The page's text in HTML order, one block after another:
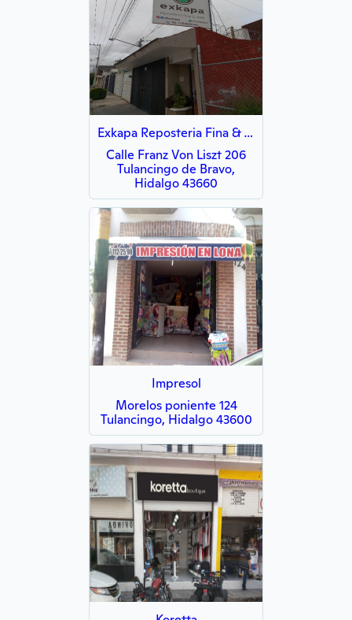
Exkapa Reposteria Fina & Cafe
Calle Franz Von Liszt 206
Tulancingo de Bravo,
Hidalgo 43660
Impresol
Morelos poniente 124
Tulancingo, Hidalgo 43600